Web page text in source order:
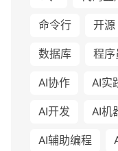
命令行
开源
数据库
程序
AI协作
AI实
AI开发
AI机
AI辅助编程